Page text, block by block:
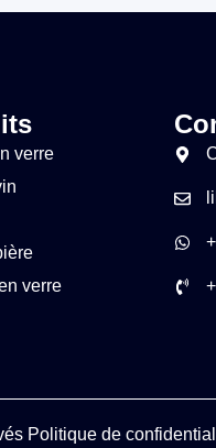
verre
verre
Politique de